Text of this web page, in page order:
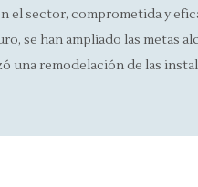
el sector, comprometida y
se han ampliado las metas
una remodelación de las